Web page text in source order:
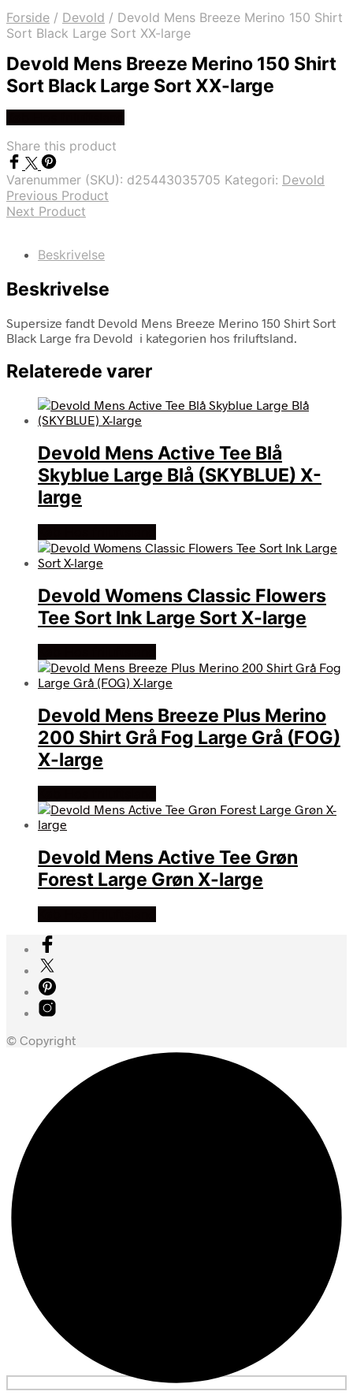
Forside / Devold / Devold Mens Breeze Merino 150 Shirt
Sort Black Large Sort XX-large
Devold Mens Breeze Merino 150 Shirt
Sort Black Large Sort XX-large
Share this product
Varenummer (SKU): d25443035705 Kategori: Devold
Previous Product
Next Product
Beskrivelse
Beskrivelse
Supersize fandt Devold Mens Breeze Merino 150 Shirt Sort
Black Large fra Devold i kategorien hos friluftsland.
Relaterede varer
Devold Mens Active Tee Blå
Skyblue Large Blå (SKYBLUE) X-
large
Devold Womens Classic Flowers
Tee Sort Ink Large Sort X-large
Devold Mens Breeze Plus Merino
200 Shirt Grå Fog Large Grå (FOG)
X-large
Devold Mens Active Tee Grøn
Forest Large Grøn X-large
© Copyright